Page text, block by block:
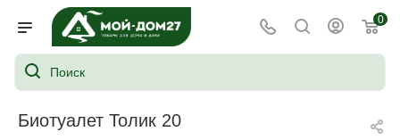
0
Биотуалет Толик 20